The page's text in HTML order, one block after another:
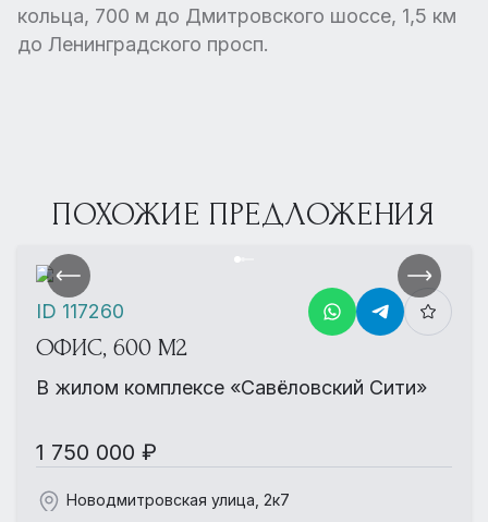
кольца, 700 м до Дмитровского шоссе, 1,5 км
до Ленинградского просп.
ПОХОЖИЕ ПРЕДЛОЖЕНИЯ
ОФИС, 600 М2
В жилом комплексе «Савёловский Сити»
1 750 000 ₽
Новодмитровская улица, 2к7
ID 117260